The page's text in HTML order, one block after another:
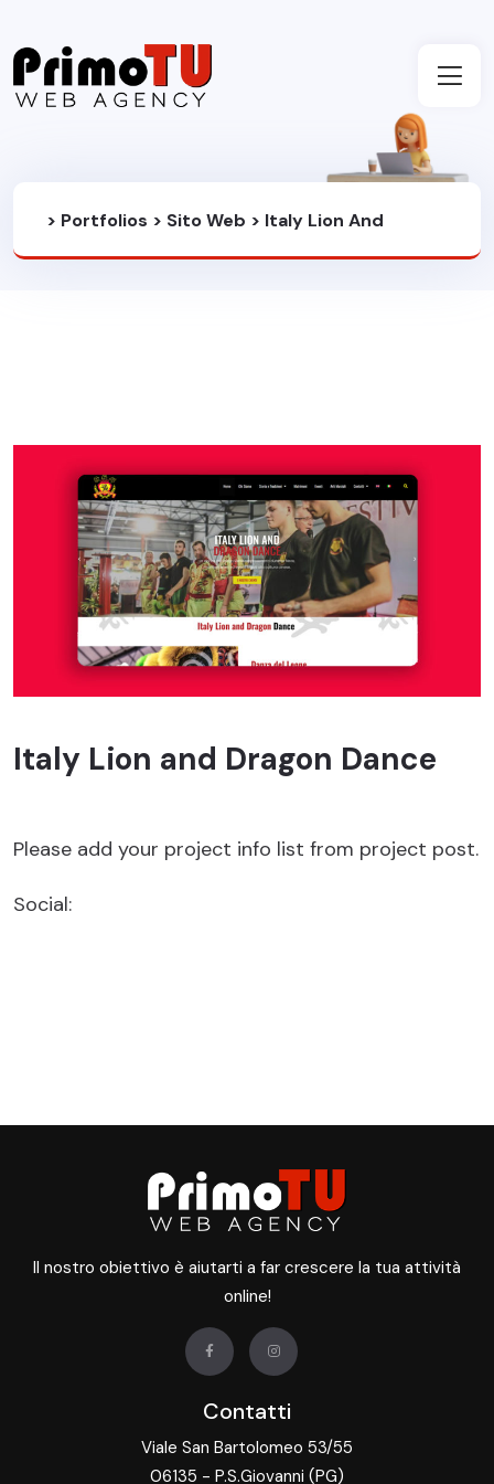
> Portfolios > Sito Web > Italy Lion And
Italy Lion and Dragon Dance
Please add your project info list from project post.
Social:
Il nostro obiettivo è aiutarti a far crescere la tua attività
online!
Contatti
Viale San Bartolomeo 53/55
06135 - P.S.Giovanni (PG)